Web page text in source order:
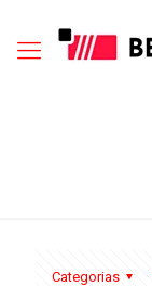
Categorias